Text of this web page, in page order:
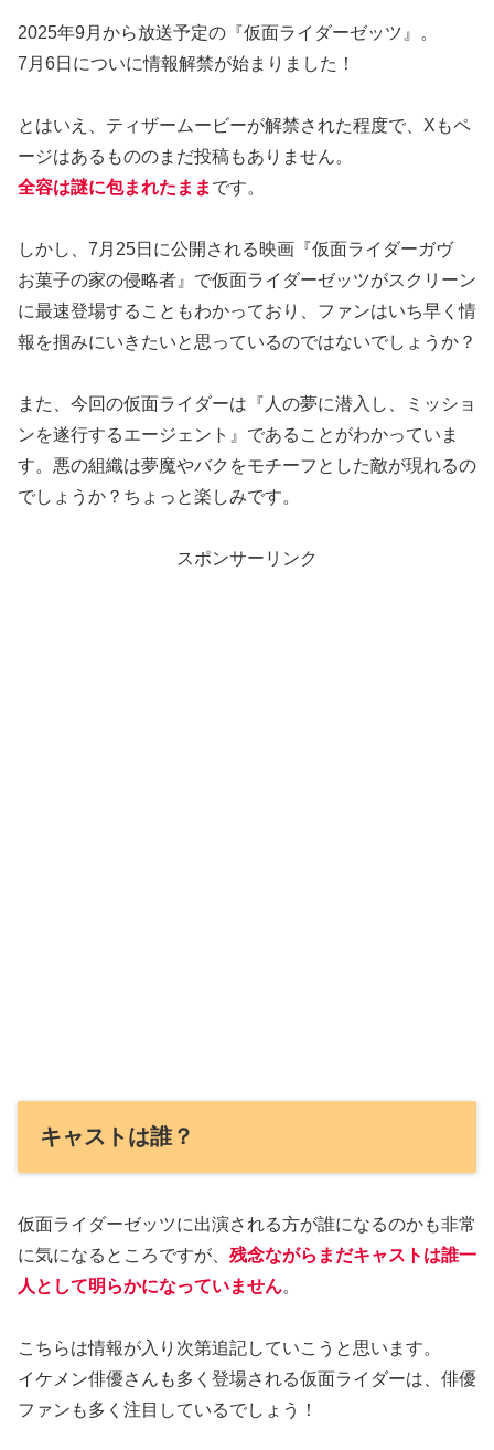
2025年9月から放送予定の『仮面ライダーゼッツ』。
7月6日についに情報解禁が始まりました！
とはいえ、ティザームービーが解禁された程度で、Xもペ
ージはあるもののまだ投稿もありません。
全容は謎に包まれたまま です。
しかし、7月25日に公開される映画『仮面ライダーガヴ
お菓子の家の侵略者』で仮面ライダーゼッツがスクリーン
に最速登場することもわかっており、ファンはいち早く情
報を掴みにいきたいと思っているのではないでしょうか？
また、今回の仮面ライダーは『人の夢に潜入し、ミッショ
ンを遂行するエージェント』であることがわかっていま
す。悪の組織は夢魔やバクをモチーフとした敵が現れるの
でしょうか？ちょっと楽しみです。
スポンサーリンク
キャストは誰？
仮面ライダーゼッツに出演される方が誰になるのかも非常
に気になるところですが、 残念ながらまだキャストは誰一
人として明らかになっていません。
こちらは情報が入り次第追記していこうと思います。
イケメン俳優さんも多く登場される仮面ライダーは、俳優
ファンも多く注目しているでしょう！